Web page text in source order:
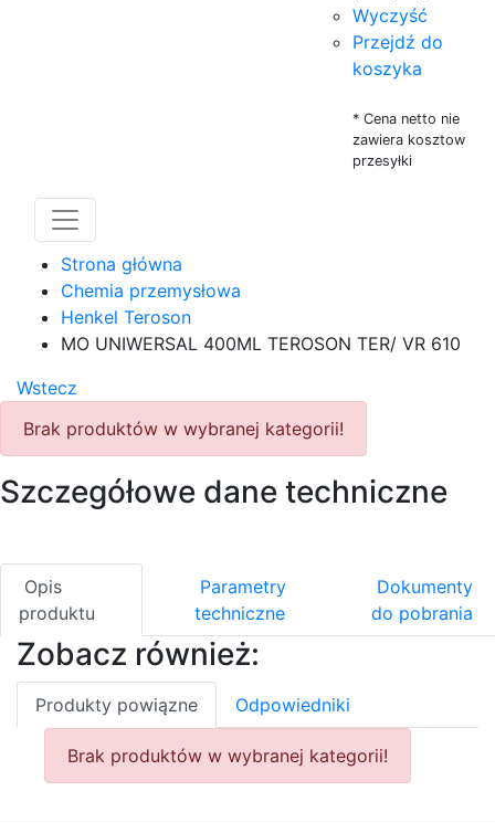
Wyczyść
Przejdź do
koszyka
* Cena netto nie
zawiera kosztow
przesyłki
Strona główna
Chemia przemysłowa
Henkel Teroson
MO UNIWERSAL 400ML TEROSON TER/ VR 610
Wstecz
Brak produktów w wybranej kategorii!
Szczegółowe dane techniczne
Opis
produktu
Parametry
techniczne
Dokumenty
do pobrania
Zobacz również:
Produkty powiązne Odpowiedniki
Brak produktów w wybranej kategorii!